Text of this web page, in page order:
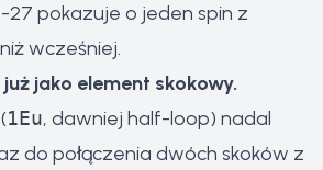
pokazuje o jeden spin z
wcześniej.
jako element skokowy.
1Eu, dawniej half-loop) nadal
do połączenia dwóch skoków z